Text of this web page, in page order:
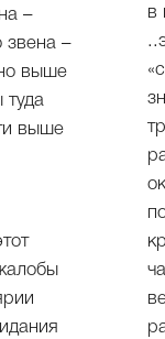
–
звена –
выше
туда
выше
в